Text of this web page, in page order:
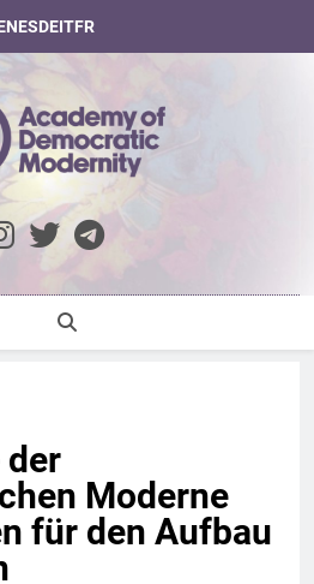
ESDEITFR
Of
Modernity
der
Moderne
für den Aufbau